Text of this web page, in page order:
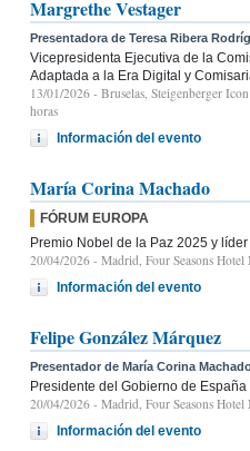
Margrethe Vestager
Presentadora de Teresa Ribera
Vicepresidenta Ejecutiva de la
Adaptada a la Era Digital y
13/01/2026 - Bruselas, Steigenberger
horas
Información del evento
María Corina Machado
FÓRUM EUROPA
Premio Nobel de la Paz 2025 y
20/04/2026 - Madrid, Four Seasons
Información del evento
Felipe González Márquez
Presentador de María Corina
Presidente del Gobierno de
20/04/2026 - Madrid, Four Seasons
Información del evento